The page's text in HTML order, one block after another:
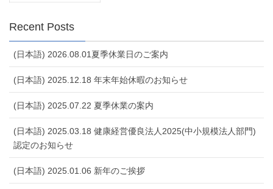
Recent Posts
(日本語) 2026.08.01夏季休業日のご案内
(日本語) 2025.12.18 年末年始休暇のお知らせ
(日本語) 2025.07.22 夏季休業の案内
(日本語) 2025.03.18 健康経営優良法人2025(中小規模法人部門)
認定のお知らせ
(日本語) 2025.01.06 新年のご挨拶